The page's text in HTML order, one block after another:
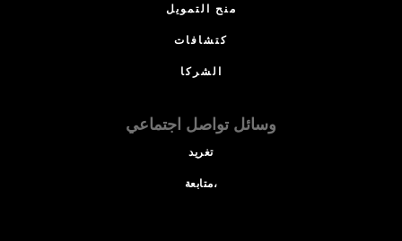
منح التمويل
كتشافات
الشركا
وسائل تواصل اجتماعي
تغريد
متابعة،